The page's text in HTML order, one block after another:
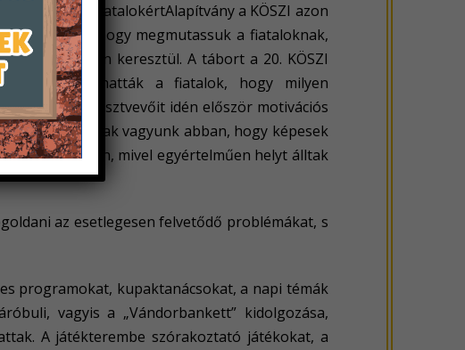
és FiatalokértAlapítvány a KÖSZI azon
célja az, hogy megmutassuk a fiataloknak,
egy héten keresztül. A tábort a 20. KÖSZI
is kipróbálhatták a fiatalok, hogy milyen
tábor résztvevőit idén először motivációs
biztosak vagyunk abban, hogy képesek
a táborban, mivel egyértelműen helyt álltak
az esetlegesen felvetődő problémákat, s
programokat, kupaktanácsokat, a napi témák
vagyis a „Vándorbankett” kidolgozása,
A játékterembe szórakoztató játékokat, a